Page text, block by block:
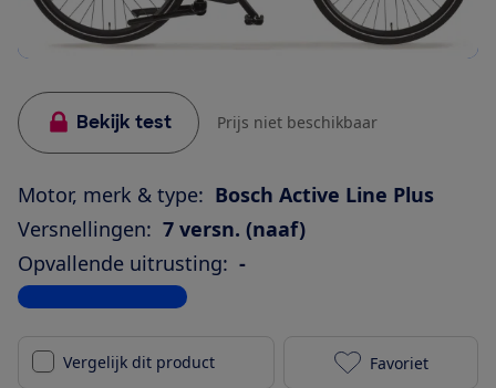
Bekijk test Prijs niet beschikbaar
Motor, merk & type: Bosch Active Line Plus
Versnellingen: 7 versn. (naaf)
Opvallende uitrusting: -
Bekijk alle specificaties
Vergelijk dit product Cortina E-
Favoriet